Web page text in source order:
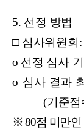
5. 선정 방법
□ 심사위원회
o 선정 심사
o 심사 결과
(기준점
※ 80점 미만인